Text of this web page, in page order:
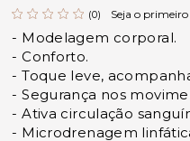
(0) Seja o
- Modelagem corporal.
- Conforto.
- Toque leve,
- Segurança nos
- Ativa circulação
- Microdrenagem